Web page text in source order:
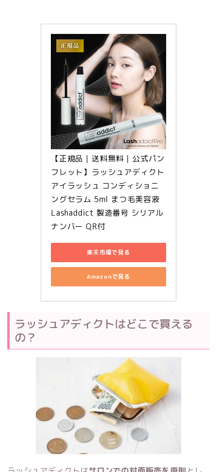
【正規品｜送料無料｜公式パン
フレット】ラッシュアディクト
アイラッシュ コンディショニ
ングセラム 5ml まつ毛美容液
Lashaddict 製造番号 シリアル
ナンバー QR付
楽天市場で見る
Amazonで見る
ラッシュアディクトはどこで買える
の？